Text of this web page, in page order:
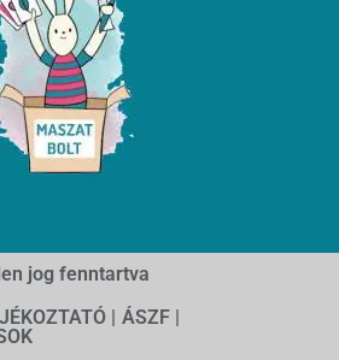
jog fenntartva
| ÁSZF |